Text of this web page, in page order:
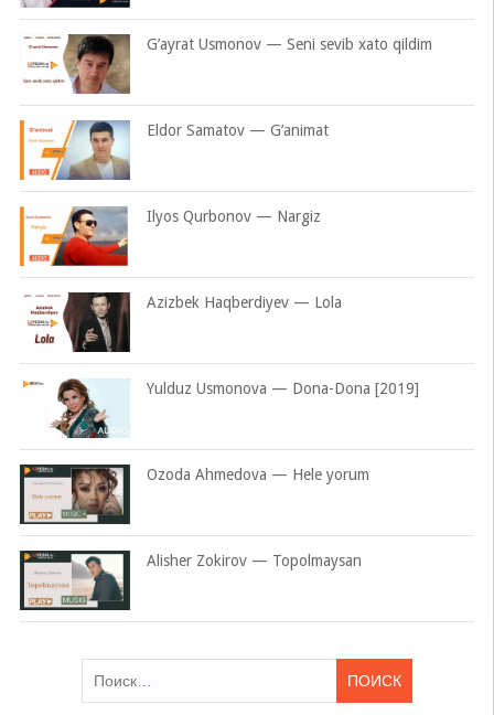
G’ayrat Usmonov — Seni sevib xato qildim
Eldor Samatov — G’animat
Ilyos Qurbonov — Nargiz
Azizbek Haqberdiyev — Lola
Yulduz Usmonova — Dona-Dona [2019]
Ozoda Ahmedova — Hele yorum
Alisher Zokirov — Topolmaysan